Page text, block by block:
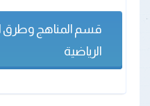
قسم المناهج وطرق
الرياضية